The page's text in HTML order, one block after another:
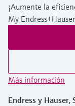
¡Aumente la
My
Más información
Endress y Hauser,